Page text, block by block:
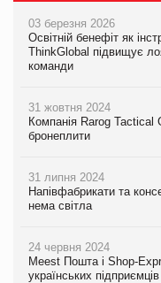
03 березня 2026
Освітній бенефіт як
ThinkGlobal підвищує
команди
31 жовтня 2024
Компанія Rarog Tactical
бронеплити
31 липня 2024
Напівфабрикати та
нема світла
24 червня 2024
Meest Пошта і Shop-
українських підприємців